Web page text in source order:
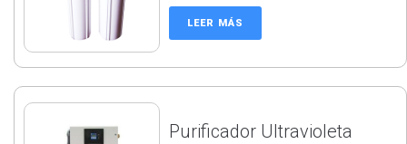
LEER MÁS
Purificador Ultravioleta